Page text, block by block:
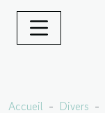
Accueil Divers